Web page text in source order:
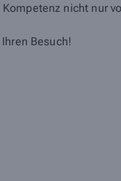
nicht nur
Besuch!